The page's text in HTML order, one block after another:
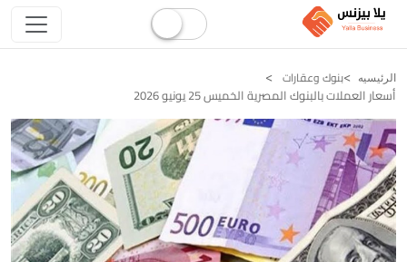
الرئيسيه بنوك وعقارات
أسعار العملات بالبنوك المصرية الخميس 25 يونيو 2026